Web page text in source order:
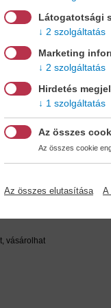
kedvenc
vásárolhat
Látogatotsági
2 szolgáltatás
Marketing
2 szolgáltatás
Hirdetés
1 szolgáltatás
Az összes
Az összes cookie
Az összes elutasítása A